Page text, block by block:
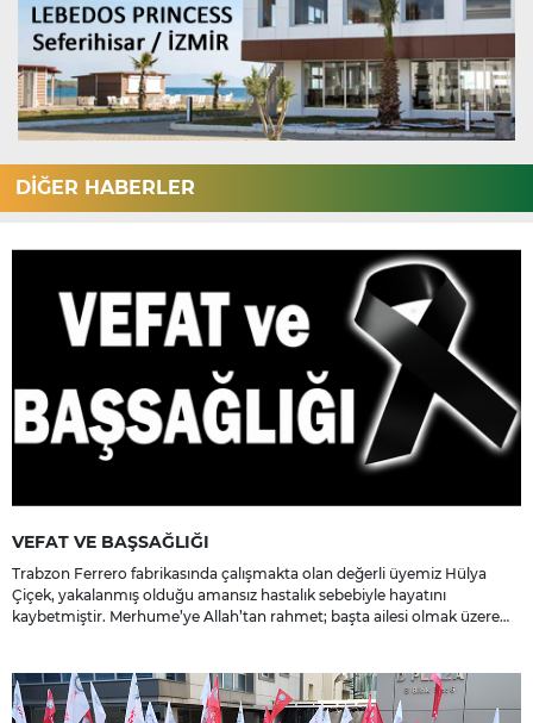
DİĞER HABERLER
VEFAT VE BAŞSAĞLIĞI
Trabzon Ferrero fabrikasında çalışmakta olan değerli üyemiz Hülya
Çiçek, yakalanmış olduğu amansız hastalık sebebiyle hayatını
kaybetmiştir. Merhume’ye Allah’tan rahmet; başta ailesi olmak üzere